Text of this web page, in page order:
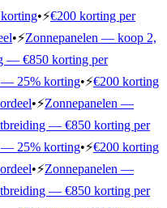
•⚡€200 korting per
•⚡Zonnepanelen — koop 2,
— €850 korting per
— 25% korting•⚡€200 korting
•⚡Zonnepanelen —
— €850 korting per
— 25% korting•⚡€200 korting
•⚡Zonnepanelen —
— €850 korting per